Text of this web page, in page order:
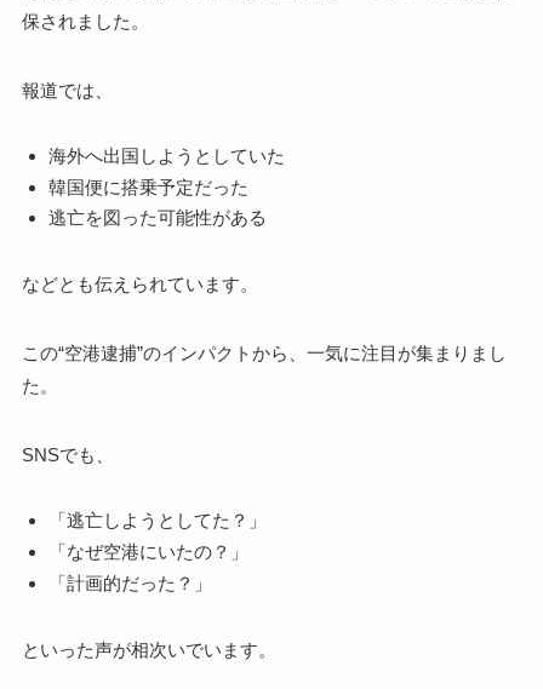
保されました。
報道では、
海外へ出国しようとしていた
韓国便に搭乗予定だった
逃亡を図った可能性がある
などとも伝えられています。
この“空港逮捕”のインパクトから、一気に注目が集まりまし
た。
SNSでも、
「逃亡しようとしてた？」
「なぜ空港にいたの？」
「計画的だった？」
といった声が相次いでいます。